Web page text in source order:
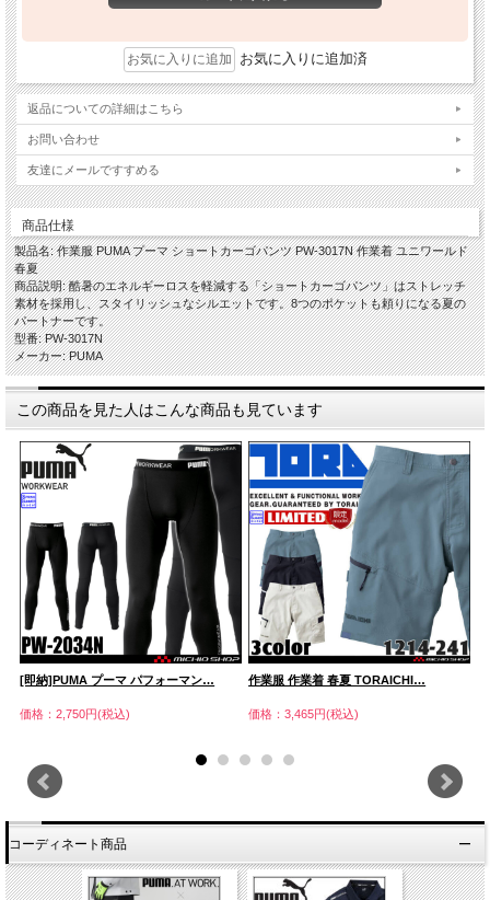
お気に入りに追加済
返品についての詳細はこちら
お問い合わせ
友達にメールですすめる
商品仕様
製品名: 作業服 PUMA プーマ ショートカーゴパンツ PW-3017N 作業着 ユニワールド
春夏
商品説明: 酷暑のエネルギーロスを軽減する「ショートカーゴパンツ」はストレッチ
素材を採用し、スタイリッシュなシルエットです。8つのポケットも頼りになる夏の
パートナーです。
型番: PW-3017N
メーカー: PUMA
この商品を見た人はこんな商品も見ています
[即納]PUMA プーマ パフォーマン…
価格：2,750円(税込)
作業服 作業着 春夏 TORAICHI…
価格：3,465円(税込)
コーディネート商品